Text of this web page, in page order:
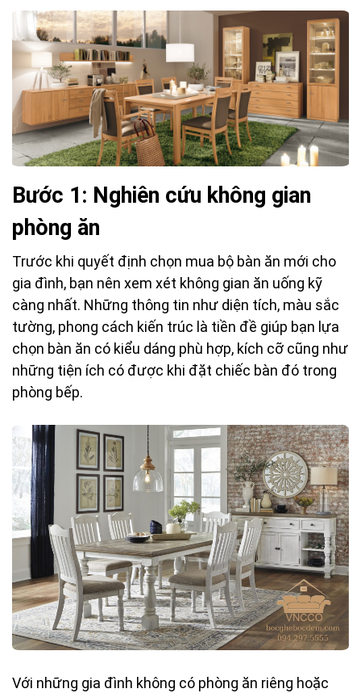
Bước 1: Nghiên cứu không gian
phòng ăn
Trước khi quyết định chọn mua bộ bàn ăn mới cho
gia đình, bạn nên xem xét không gian ăn uống kỹ
càng nhất. Những thông tin như diện tích, màu sắc
tường, phong cách kiến trúc là tiền đề giúp bạn lựa
chọn bàn ăn có kiểu dáng phù hợp, kích cỡ cũng như
những tiện ích có được khi đặt chiếc bàn đó trong
phòng bếp.
Với những gia đình không có phòng ăn riêng hoặc